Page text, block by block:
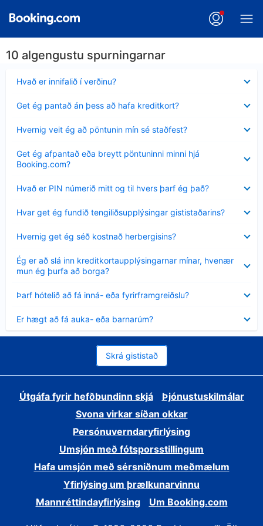
10 algengustu spurningarnar
Hvað er innifalið í verðinu?
sýnt
Get ég pantað án þess að hafa kreditkort?
sýnt
Hvernig veit ég að pöntunin mín sé staðfest?
sýnt
Get ég afpantað eða breytt pöntuninni minni hjá
Booking.com?
sýnt
Hvað er PIN númerið mitt og til hvers þarf ég það?
sýnt
Hvar get ég fundið tengiliðsupplýsingar gististaðarins?
sýnt
Hvernig get ég séð kostnað herbergisins?
sýnt
Ég er að slá inn kreditkortaupplýsingarnar mínar, hvenær
mun ég þurfa að borga?
Minna
sýnt
Þarf hótelið að fá inná- eða fyrirframgreiðslu?
sýnt
Er hægt að fá auka- eða barnarúm?
sýnt
Skrá gististað
Útgáfa fyrir hefðbundinn skjá
Þjónustuskilmálar
Svona virkar síðan okkar
Persónuverndaryfirlýsing
Umsjón með fótsporsstillingum
Hafa umsjón með sérsniðnum meðmælum
Yfirlýsing um þrælkunarvinnu
Mannréttindayfirlýsing
Um Booking.com